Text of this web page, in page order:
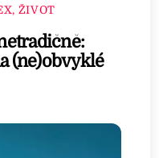
ŽIVOT
(ne)obvyklé